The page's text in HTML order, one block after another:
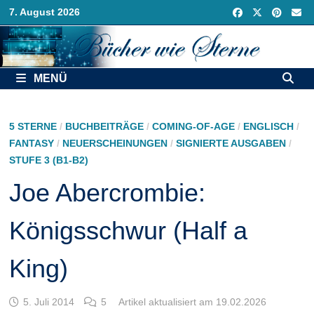
Zurück
zum
Inhalt
7. August 2026
MENÜ
5 STERNE/ BUCHBEITRÄGE/ COMING-OF-AGE/ ENGLISCH/
FANTASY/ NEUERSCHEINUNGEN/ SIGNIERTE AUSGABEN/
STUFE 3 (B1-B2)
Joe Abercrombie:
Königsschwur (Half a
King)
5. Juli 2014 5 Artikel aktualisiert am 19.02.2026